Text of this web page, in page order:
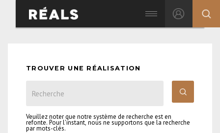
TROUVER UNE RÉALISATION
Veuillez noter que notre système de recherche est en
refonte. Pour l'instant, nous ne supportons que la recherche
par mots-clés.